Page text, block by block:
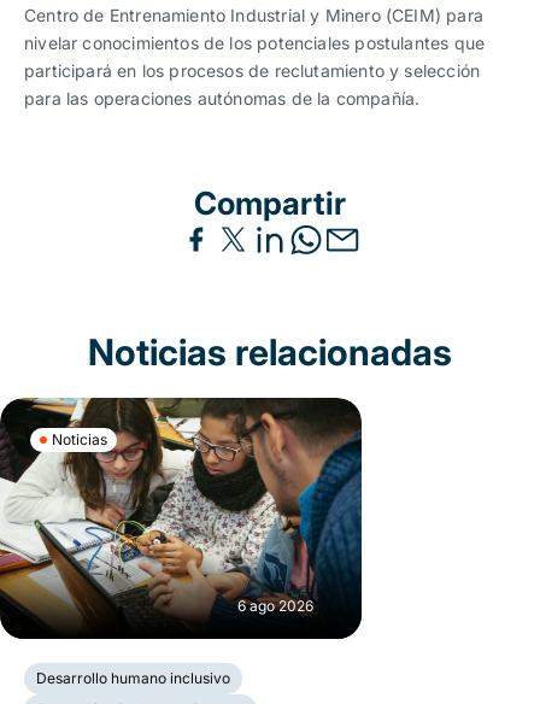
Centro de Entrenamiento Industrial y Minero (CEIM) para
nivelar conocimientos de los potenciales postulantes que
participará en los procesos de reclutamiento y selección
para las operaciones autónomas de la compañía.
Compartir
Noticias relacionadas
Noticias
6 ago 2026
Desarrollo humano inclusivo